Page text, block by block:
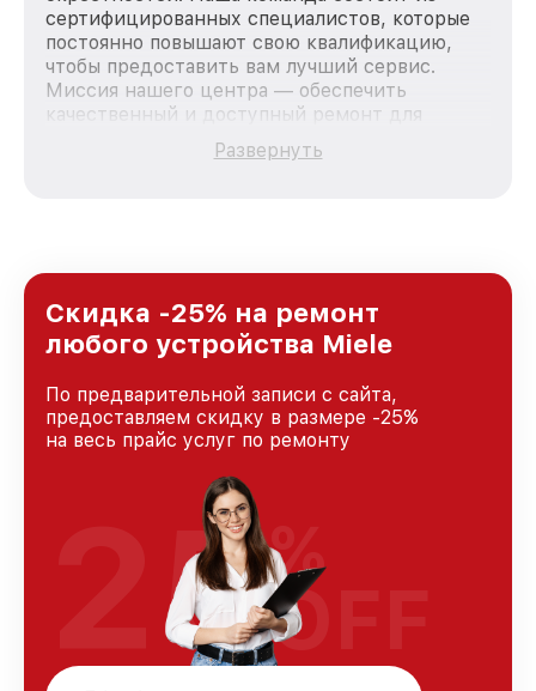
сертифицированных специалистов, которые
постоянно повышают свою квалификацию,
чтобы предоставить вам лучший сервис.
Миссия нашего центра — обеспечить
качественный и доступный ремонт для
каждого пользователя продукции Miele, вне
зависимости от сложности поломки. Мы
и лояльности наших клиентов.
Развернуть
Скидка -25% на ремонт
любого устройства Miele
По предварительной записи с сайта,
предоставляем скидку в размере -25%
на весь прайс услуг по ремонту
25%
OFF